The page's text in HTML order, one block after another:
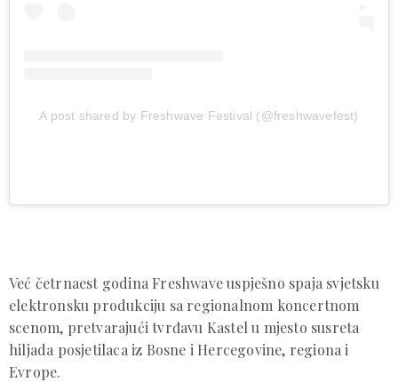
A post shared by Freshwave Festival (@freshwavefest)
Već četrnaest godina Freshwave uspješno spaja svjetsku
elektronsku produkciju sa regionalnom koncertnom
scenom, pretvarajući tvrđavu Kastel u mjesto susreta
hiljada posjetilaca iz Bosne i Hercegovine, regiona i
Evrope.